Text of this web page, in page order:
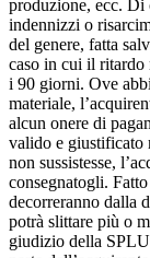
produzione, ecc. Di
indennizzi o
del genere, fatta
caso in cui il ritardo
i 90 giorni. Ove
materiale,
alcun onere di
valido e giustificato
non sussistesse,
consegnatogli.
decorreranno dalla
potrà slittare più o
giudizio della